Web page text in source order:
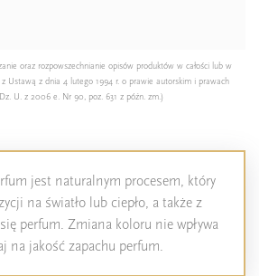
oraz rozpowszechnianie opisów produktów w całości lub w
Ustawą z dnia 4 lutego 1994 r. o prawie autorskim i prawach
U. z 2006 e. Nr 90, poz. 631 z późn. zm.)
jest naturalnym procesem, który
na światło lub ciepło, a także z
perfum. Zmiana koloru nie wpływa
na jakość zapachu perfum.